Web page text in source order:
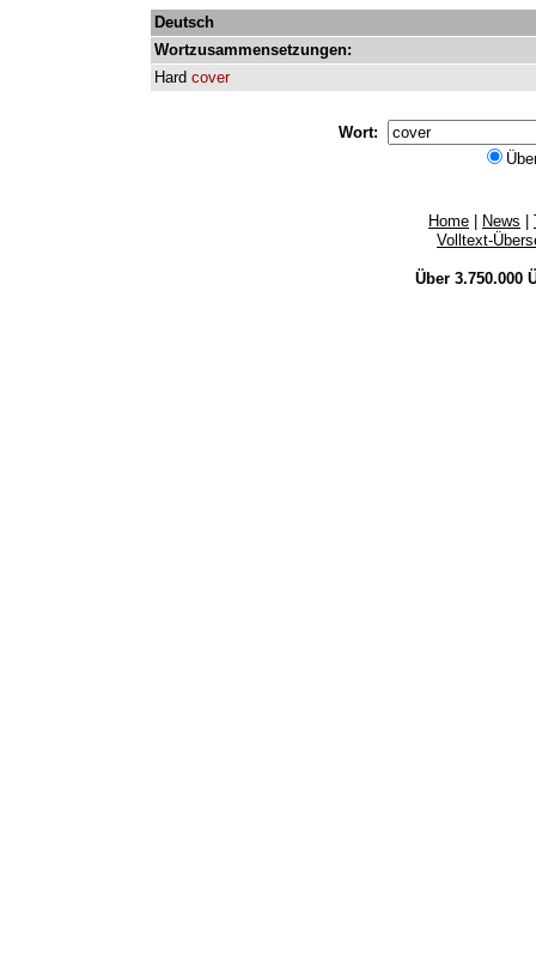
Deutsch
Wortzusammensetzungen:
Hard cover
Wort:
Home News
Volltext-
Über 3.750.000